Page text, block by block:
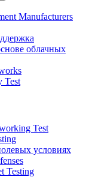
Manufacturers
облачных
Test
Test
условиях
Testing